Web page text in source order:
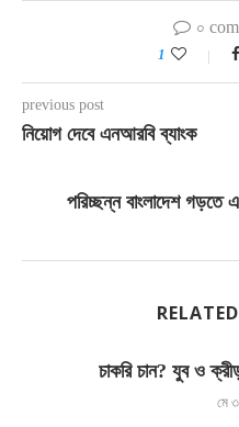
০
1
previous post
নিয়োগ দেবে এনআরবি ব্যাংক
পরিচ্ছন্ন বাংলাদেশ গড়তে
চাকরি চান? যুব ও
মে